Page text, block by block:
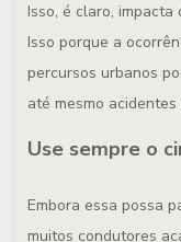
Isso, é claro,
Isso porque a
percursos urbanos
até mesmo
Use sempre o
Embora essa possa
muitos condutores